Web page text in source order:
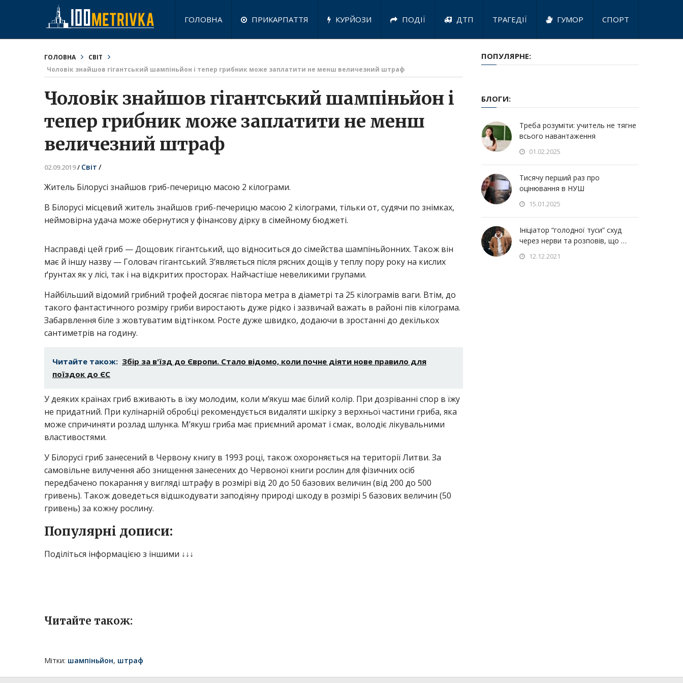
ГОЛОВНА ПРИКАРПАТТЯ КУРЙОЗИ ПОДІЇ ДТП ТРАГЕДІЇ ГУМОР СПОРТ
ГОЛОВНА
СВІТ
Чоловік знайшов гігантський шампіньйон і тепер грибник може заплатити не менш величезний штраф
Чоловік знайшов гігантський шампіньйон і
тепер грибник може заплатити не менш
величезний штраф
02.09.2019/ Світ /
Житель Білорусі знайшов гриб-печерицю масою 2 кілограми.
В Білорусі місцевий житель знайшов гриб-печерицю масою 2 кілограми, тільки от, судячи по знімках,
неймовірна удача може обернутися у фінансову дірку в сімейному бюджеті.
Насправді цей гриб — Дощовик гігантський, що відноситься до сімейства шампіньйонних. Також він
має й іншу назву — Головач гігантський. З’являється після рясних дощів у теплу пору року на кислих
ґрунтах як у лісі, так і на відкритих просторах. Найчастіше невеликими групами.
Найбільший відомий грибний трофей досягає півтора метра в діаметрі та 25 кілограмів ваги. Втім, до
такого фантастичного розміру гриби виростають дуже рідко і зазвичай важать в районі пів кілограма.
Забарвлення біле з жовтуватим відтінком. Росте дуже швидко, додаючи в зростанні до декількох
сантиметрів на годину.
Читайте також: Збір за в'їзд до Європи. Стало відомо, коли почне діяти нове правило для
поїздок до ЄС
У деяких країнах гриб вживають в їжу молодим, коли м’якуш має білий колір. При дозріванні спор в їжу
не придатний. При кулінарній обробці рекомендується видаляти шкірку з верхньої частини гриба, яка
може спричиняти розлад шлунка. М’якуш гриба має приємний аромат і смак, володіє лікувальними
властивостями.
У Білорусі гриб занесений в Червону книгу в 1993 році, також охороняється на території Литви. За
самовільне вилучення або знищення занесених до Червоної книги рослин для фізичних осіб
передбачено покарання у вигляді штрафу в розмірі від 20 до 50 базових величин (від 200 до 500
гривень). Також доведеться відшкодувати заподіяну природі шкоду в розмірі 5 базових величин (50
гривень) за кожну рослину.
Популярні дописи:
Поділіться інформацією з іншими ↓↓↓
Читайте також:
Мітки: шампіньйон, штраф
ПОПУЛЯРНЕ:
БЛОГИ:
Треба розуміти: учитель не тягне
всього навантаження
01.02.2025
Тисячу перший раз про
оцінювання в НУШ
15.01.2025
Ініціатор “голодної туси” схуд
через нерви та розповів, що …
12.12.2021